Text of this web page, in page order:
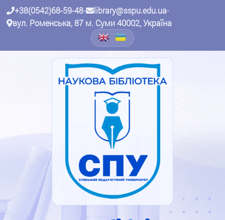
+38(0542)68-59-48• library@sspu.edu.ua•
вул. Роменська, 87 м. Суми 40002, Україна